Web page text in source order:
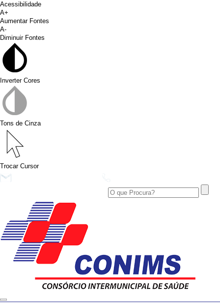
Acessibilidade
A+
Aumentar Fontes
A-
Diminuir Fontes
Inverter Cores
Tons de Cinza
Trocar Cursor